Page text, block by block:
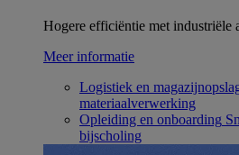
Hogere efficiëntie met industriële
Meer informatie
Logistiek en
materiaalverwerking
Opleiding en onboarding
bijscholing